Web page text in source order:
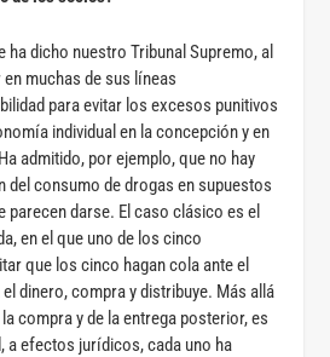
dicho nuestro Tribunal Supremo, al
muchas de sus líneas
para evitar los excesos punitivos
individual en la concepción y en
admitido, por ejemplo, que no hay
del consumo de drogas en supuestos
darse. El caso clásico es el
en el que uno de los cinco
que los cinco hagan cola ante el
dinero, compra y distribuye. Más allá
compra y de la entrega posterior, es
a efectos jurídicos, cada uno ha